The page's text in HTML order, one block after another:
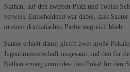
Nathan, auf den zweiten Platz und Tobias
verwies. Entscheidend war dabei, dass
in einer dramatischen Partie siegreich blieb.
Sauter erhielt damit gleich zwei große
Jugendmeisterschaft insgesamt und den für
Nathan errang zumindest den Pokal für den